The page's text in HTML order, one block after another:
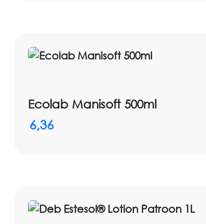
Ecolab Manisoft 500ml
6,36